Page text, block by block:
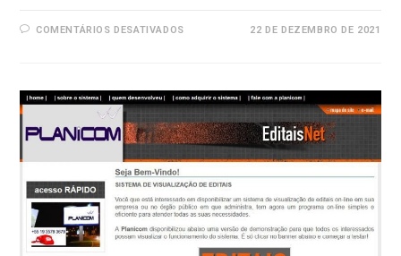
COMENTÁRIOS DESATIVADOSEM
DA
ALTPAC
EMBALAGENS.
22 DE DEZEMBRO DE 2021